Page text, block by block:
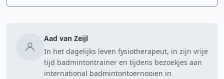
Aad van Zeijl
In het dagelijks leven fysiotherapeut, in zijn vrije
tijd badmintontrainer en tijdens bezoekjes aan
international badmintontoernooien in